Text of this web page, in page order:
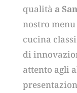
qualità a
nostro
cucina
di
attento agli